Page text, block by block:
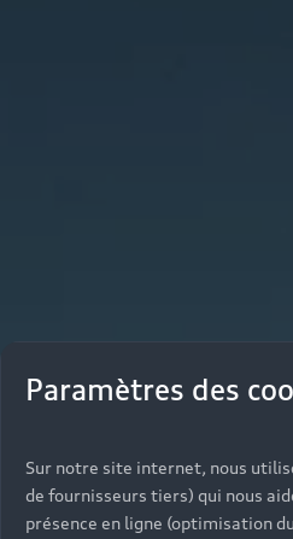
Paramètres des
Sur notre site internet, nous
de fournisseurs tiers) qui nous
présence en ligne (optimisation